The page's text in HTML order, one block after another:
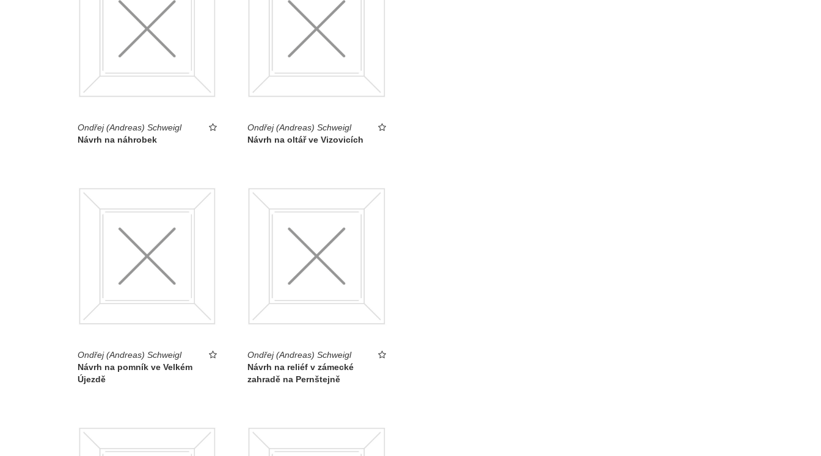
Ondřej (Andreas) Schweigl
Návrh na náhrobek
Ondřej (Andreas) Schweigl
Návrh na oltář ve Vizovicích
Ondřej (Andreas) Schweigl
Návrh na pomník ve Velkém
Újezdě
Ondřej (Andreas) Schweigl
Návrh na reliéf v zámecké
zahradě na Pernštejně